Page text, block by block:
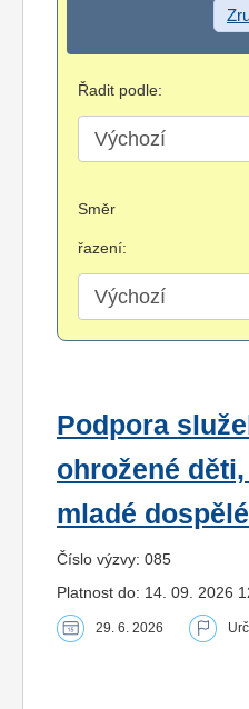
Řadit podle:
Směr
řazení:
Podpora
ohrožené
mladé
Číslo výzvy: 085
Platnost do: 14. 09. 2026
29. 6. 2026